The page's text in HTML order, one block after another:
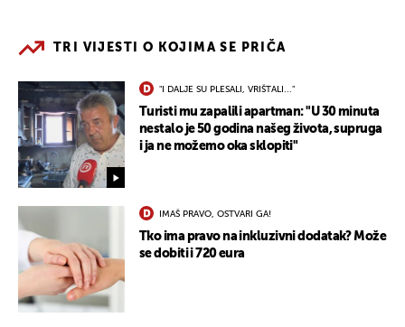
TRI VIJESTI O KOJIMA SE PRIČA
"I DALJE SU PLESALI, VRIŠTALI..."
Turisti mu zapalili apartman: "U 30 minuta
nestalo je 50 godina našeg života, supruga
i ja ne možemo oka sklopiti"
IMAŠ PRAVO, OSTVARI GA!
Tko ima pravo na inkluzivni dodatak? Može
se dobiti i 720 eura